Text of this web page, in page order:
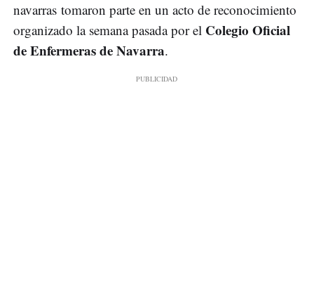
navarras tomaron parte en un acto de reconocimiento
organizado la semana pasada por el Colegio Oficial
de Enfermeras de Navarra.